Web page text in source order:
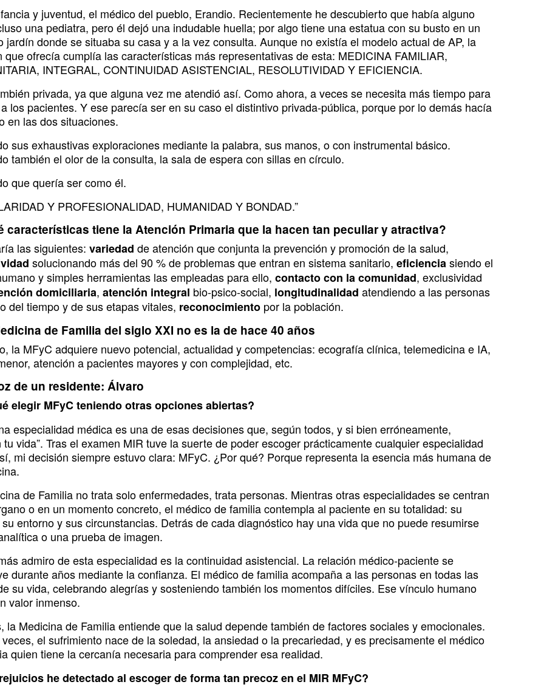
y juventud, el médico del pueblo, Erandio. Recientemente he descubierto que había alguno
una pediatra, pero él dejó una indudable huella; por algo tiene una estatua con su busto en un
jardín donde se situaba su casa y a la vez consulta. Aunque no existía el modelo actual de AP, la
que ofrecía cumplía las características más representativas de esta: MEDICINA FAMILIAR,
INTEGRAL, CONTINUIDAD ASISTENCIAL, RESOLUTIVIDAD Y EFICIENCIA.
privada, ya que alguna vez me atendió así. Como ahora, a veces se necesita más tiempo para
los pacientes. Y ese parecía ser en su caso el distintivo privada-pública, porque por lo demás hacía
en las dos situaciones.
sus exhaustivas exploraciones mediante la palabra, sus manos, o con instrumental básico.
también el olor de la consulta, la sala de espera con sillas en círculo.
que quería ser como él.
Y PROFESIONALIDAD, HUMANIDAD Y BONDAD.”
características tiene la Atención Primaria que la hacen tan peculiar y atractiva?
las siguientes: variedad de atención que conjunta la prevención y promoción de la salud,
solucionando más del 90 % de problemas que entran en sistema sanitario, eficienciasiendo el
y simples herramientas las empleadas para ello, contacto con la comunidad, exclusividad
domiciliaria, atención integral bio-psico-social, longitudinalidad atendiendo a las personas
del tiempo y de sus etapas vitales, reconocimiento por la población.
de Familia del siglo XXI no es la de hace 40 años
la MFyC adquiere nuevo potencial, actualidad y competencias: ecografía clínica, telemedicina e IA,
atención a pacientes mayores y con complejidad, etc.
de un residente: Álvaro
elegir MFyC teniendo otras opciones abiertas?
especialidad médica es una de esas decisiones que, según todos, y si bien erróneamente,
tu vida”. Tras el examen MIR tuve la suerte de poder escoger prácticamente cualquier especialidad
mi decisión siempre estuvo clara: MFyC. ¿Por qué? Porque representa la esencia más humana de
de Familia no trata solo enfermedades, trata personas. Mientras otras especialidades se centran
o en un momento concreto, el médico de familia contempla al paciente en su totalidad: su
entorno y sus circunstancias. Detrás de cada diagnóstico hay una vida que no puede resumirse
o una prueba de imagen.
admiro de esta especialidad es la continuidad asistencial. La relación médico-paciente se
durante años mediante la confianza. El médico de familia acompaña a las personas en todas las
su vida, celebrando alegrías y sosteniendo también los momentos difíciles. Ese vínculo humano
valor inmenso.
la Medicina de Familia entiende que la salud depende también de factores sociales y emocionales.
el sufrimiento nace de la soledad, la ansiedad o la precariedad, y es precisamente el médico
quien tiene la cercanía necesaria para comprender esa realidad.
he detectado al escoger de forma tan precoz en el MIR MFyC?